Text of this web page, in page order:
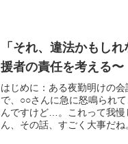
「それ、違法かもし
援者の責任を考える〜
はじめに：ある夜勤明けの
で、○○さんに急に怒鳴られ
んですけど…。これって我慢
ん、その話、すごく大事だね